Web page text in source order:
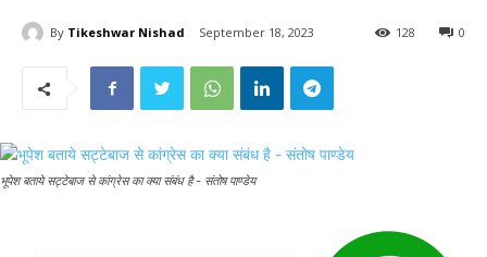
By Tikeshwar Nishad September 18, 2023 0
128
भूपेश बताये सट्टेबाज से कांग्रेस का क्या संबंध है - संतोष पाण्डेय